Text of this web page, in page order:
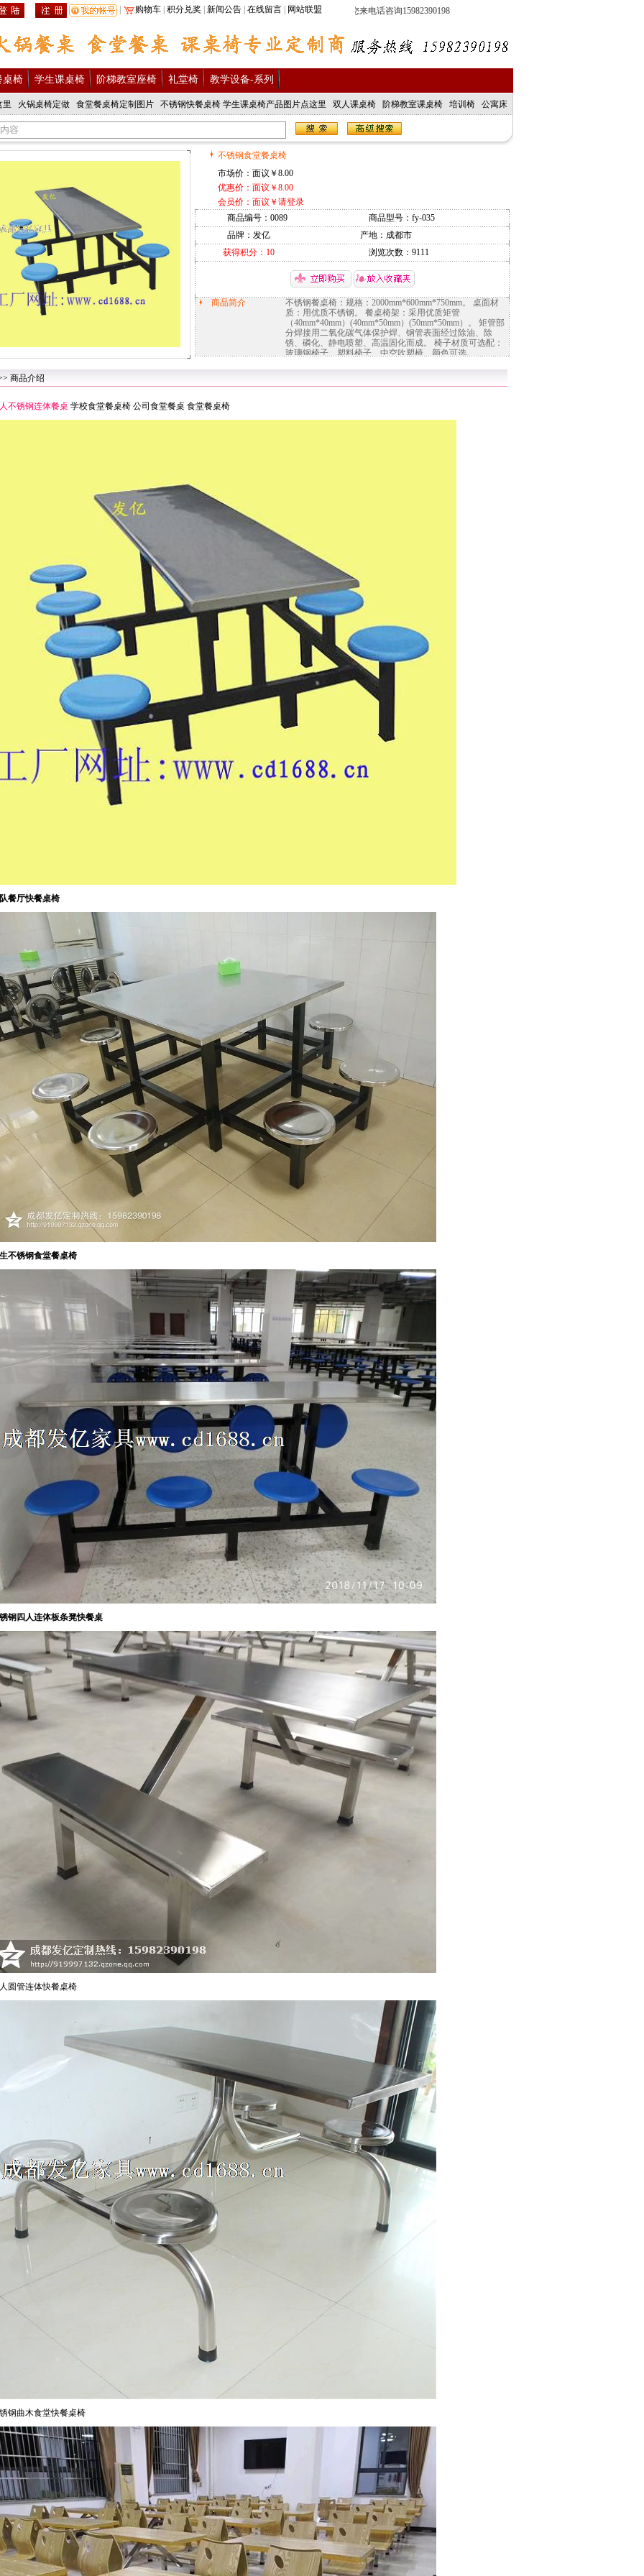
购物车 积分兑奖 新闻公告 在线留言 网站联盟
2024 成都发亿家具商城欢迎您来电话咨询15982390198
桌椅 学生课桌椅 阶梯教室座椅 礼堂椅 教学设备-系列
里 火锅桌椅定做 食堂餐桌椅定制图片 不锈钢快餐桌椅 学生课桌椅产品图片点这里 双人课桌椅 阶梯教室课桌椅 培训椅 公寓床
不锈钢食堂餐桌椅
市场价：面议￥8.00
优惠价：面议￥8.00
会员价：面议￥ 请登录
商品编号： 0089 商品型号： fy-035
品牌：发亿
产地：成都市
获得积分：10 浏览次数： 9111
商品简介
不锈钢餐桌椅：规格：2000mm*600mm*750mm。 桌面材
质：用优质不锈钢。 餐桌椅架：采用优质矩管
（40mm*40mm）(40mm*50mm）(50mm*50mm）。 矩管部
分焊接用二氧化碳气体保护焊、钢管表面经过除油、除
锈、磷化、静电喷塑、高温固化而成。 椅子材质可选配：
玻璃钢椅子、塑料椅子、中空吹塑椅、颜色可选。
商品介绍
不锈钢连体餐桌 学校食堂餐桌椅 公司食堂餐桌 食堂餐桌椅
餐厅快餐桌椅
不锈钢食堂餐桌椅
钢四人连体板条凳快餐桌
圆管连体快餐桌椅
钢曲木食堂快餐桌椅